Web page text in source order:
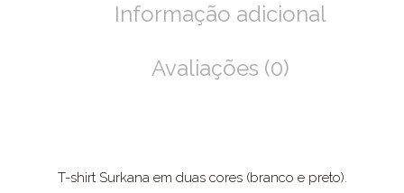
Informação adicional
Avaliações (0)
T-shirt Surkana em duas cores (branco e preto).